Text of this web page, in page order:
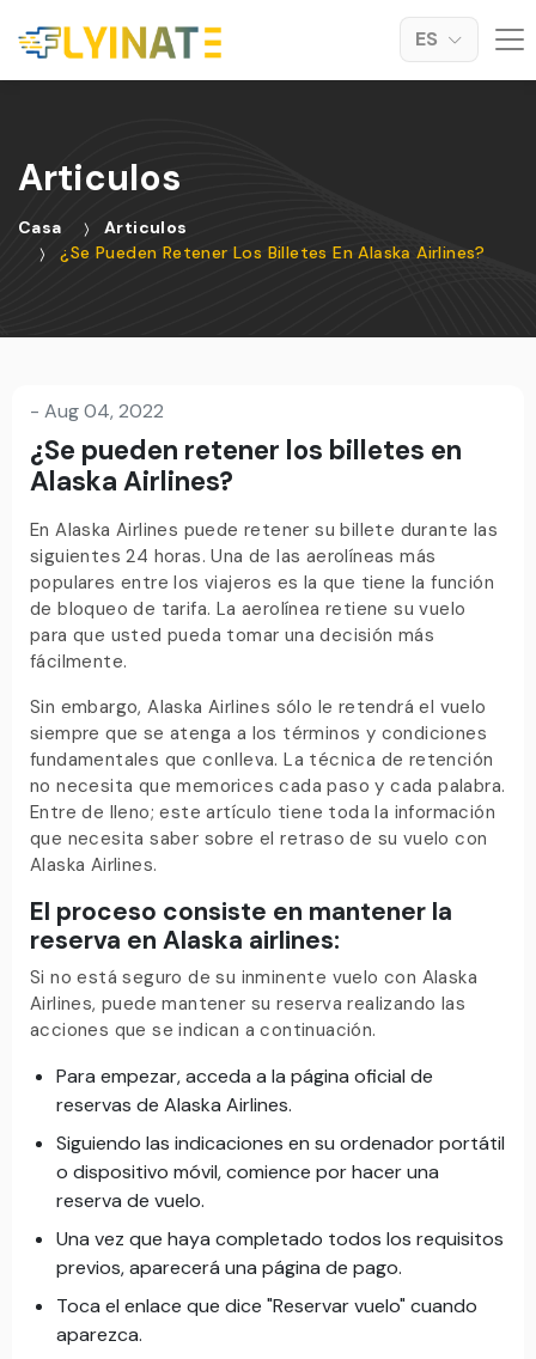
ES
Articulos
Casa
Articulos
¿Se Pueden Retener Los Billetes En Alaska Airlines?
- Aug 04, 2022
¿Se pueden retener los billetes en
Alaska Airlines?
En Alaska Airlines puede retener su billete durante las
siguientes 24 horas. Una de las aerolíneas más
populares entre los viajeros es la que tiene la función
de bloqueo de tarifa. La aerolínea retiene su vuelo
para que usted pueda tomar una decisión más
fácilmente.
Sin embargo, Alaska Airlines sólo le retendrá el vuelo
siempre que se atenga a los términos y condiciones
fundamentales que conlleva. La técnica de retención
no necesita que memorices cada paso y cada palabra.
Entre de lleno; este artículo tiene toda la información
que necesita saber sobre el retraso de su vuelo con
Alaska Airlines.
El proceso consiste en mantener la
reserva en Alaska airlines:
Si no está seguro de su inminente vuelo con Alaska
Airlines, puede mantener su reserva realizando las
acciones que se indican a continuación.
Para empezar, acceda a la página oficial de
reservas de Alaska Airlines.
Siguiendo las indicaciones en su ordenador portátil
o dispositivo móvil, comience por hacer una
reserva de vuelo.
Una vez que haya completado todos los requisitos
previos, aparecerá una página de pago.
Toca el enlace que dice "Reservar vuelo" cuando
aparezca.